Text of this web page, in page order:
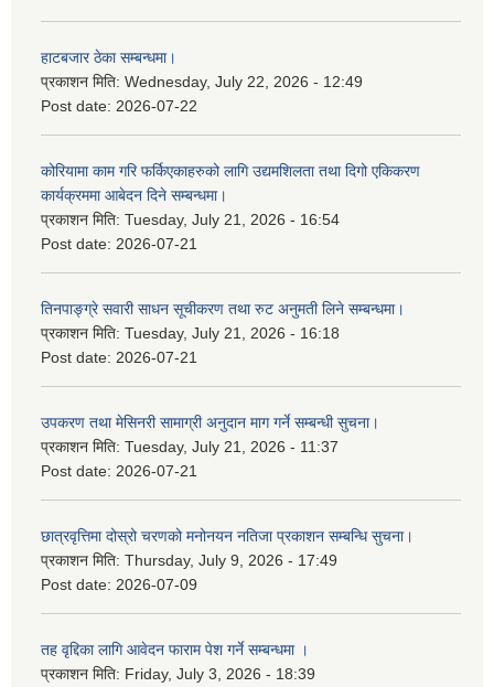
हाटबजार ठेका सम्बन्धमा।
प्रकाशन मिति: Wednesday, July 22, 2026 - 12:49
Post date: 2026-07-22
कोरियामा काम गरि फर्किएकाहरुको लागि उद्यमशिलता तथा दिगो एकिकरण
कार्यक्रममा आबेदन दिने सम्बन्धमा।
प्रकाशन मिति: Tuesday, July 21, 2026 - 16:54
Post date: 2026-07-21
तिनपाङ्ग्रे सवारी साधन सूचीकरण तथा रुट अनुमती लिने सम्बन्धमा।
प्रकाशन मिति: Tuesday, July 21, 2026 - 16:18
Post date: 2026-07-21
उपकरण तथा मेसिनरी सामाग्री अनुदान माग गर्ने सम्बन्धी सुचना।
प्रकाशन मिति: Tuesday, July 21, 2026 - 11:37
Post date: 2026-07-21
छात्रवृत्तिमा दोस्रो चरणको मनोनयन नतिजा प्रकाशन सम्बन्धि सुचना।
प्रकाशन मिति: Thursday, July 9, 2026 - 17:49
Post date: 2026-07-09
तह वृद्दिका लागि आवेदन फाराम पेश गर्ने सम्बन्धमा ।
प्रकाशन मिति: Friday, July 3, 2026 - 18:39